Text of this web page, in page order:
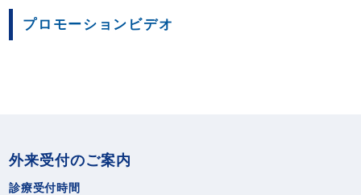
プロモーションビデオ
外来受付のご案内
診療受付時間